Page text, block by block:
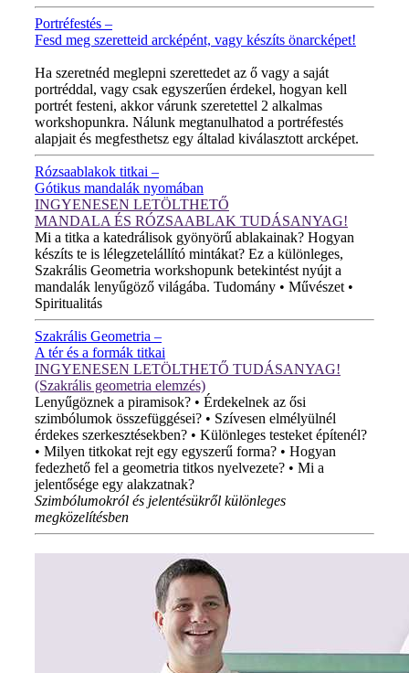
Portréfestés –
Fesd meg szeretteid arcképént, vagy készíts önarcképet!
Ha szeretnéd meglepni szerettedet az ő vagy a saját
portréddal, vagy csak egyszerűen érdekel, hogyan kell
portrét festeni, akkor várunk szeretettel 2 alkalmas
workshopunkra. Nálunk megtanulhatod a portréfestés
alapjait és megfesthetsz egy általad kiválasztott arcképet.
Rózsaablakok titkai –
Gótikus mandalák nyomában
INGYENESEN LETÖLTHETŐ
MANDALA ÉS RÓZSAABLAK TUDÁSANYAG!
Mi a titka a katedrálisok gyönyörű ablakainak? Hogyan
készíts te is lélegzetelállító mintákat? Ez a különleges,
Szakrális Geometria workshopunk betekintést nyújt a
mandalák lenyűgöző világába. Tudomány • Művészet •
Spiritualitás
Szakrális Geometria –
A tér és a formák titkai
INGYENESEN LETÖLTHETŐ TUDÁSANYAG!
(Szakrális geometria elemzés)
Lenyűgöznek a piramisok? • Érdekelnek az ősi
szimbólumok összefüggései? • Szívesen elmélyülnél
érdekes szerkesztésekben? • Különleges testeket építenél?
• Milyen titkokat rejt egy egyszerű forma? • Hogyan
fedezhető fel a geometria titkos nyelvezete? • Mi a
jelentősége egy alakzatnak?
Szimbólumokról és jelentésükről különleges
megközelítésben